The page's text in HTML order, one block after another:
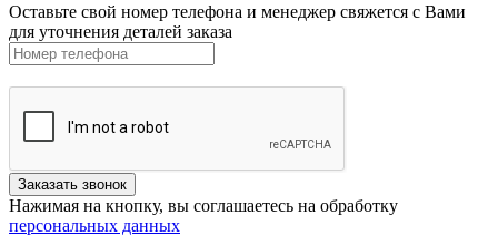
Оставьте свой номер телефона и менеджер свяжется с Вами
для уточнения деталей заказа
Нажимая на кнопку, вы соглашаетесь на обработку
персональных данных